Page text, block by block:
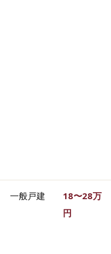
一般戸建
18〜28万
円